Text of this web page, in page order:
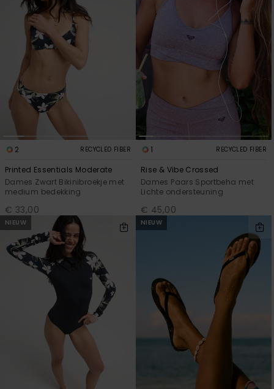
2 RECYCLED FIBER
Printed Essentials Moderate
Dames Zwart Bikinibroekje met
medium bedekking
€ 33,00
1 RECYCLED FIBER
Rise & Vibe Crossed
Dames Paars Sportbeha met
Lichte ondersteuning
€ 45,00
NIEUW NIEUW